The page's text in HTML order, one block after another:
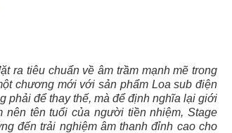
ra tiêu chuẩn về âm trầm mạnh mẽ trong
chương mới với sản phẩm Loa sub điện
phải để thay thế, mà để định nghĩa lại giới
tên tuổi của người tiền nhiệm, Stage
đến trải nghiệm âm thanh đỉnh cao cho